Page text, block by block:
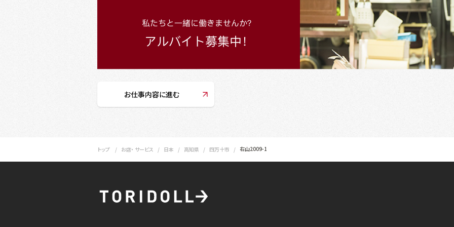
お仕事内容に進む
トップ お店・ サービス 日本 高知県 四万十市 右山2009-1